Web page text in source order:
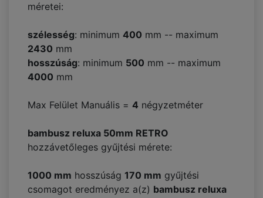
méretei:
szélesség: minimum 400 mm -- maximum
2430 mm
hosszúság: minimum 500 mm -- maximum
4000 mm
Max Felület Manuális = 4 négyzetméter
bambusz reluxa 50mm RETRO
hozzávetőleges gyűjtési mérete:
1000 mm hosszúság 170 mm gyűjtési
csomagot eredményez a(z) bambusz reluxa